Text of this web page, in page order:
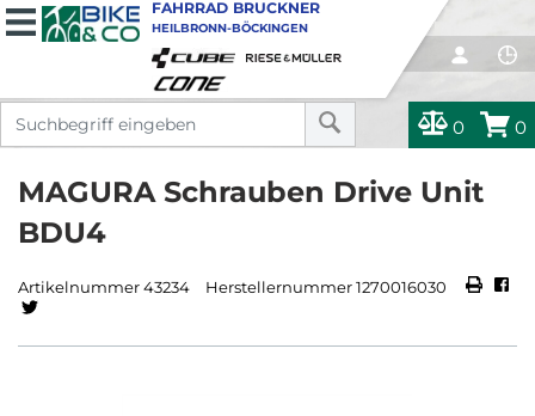
0 0
FAHRRAD BRUCKNER
HEILBRONN-BÖCKINGEN
MAGURA Schrauben Drive Unit
BDU4
Artikelnummer 43234 Herstellernummer 1270016030